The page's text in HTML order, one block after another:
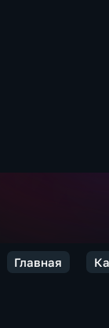
Главная